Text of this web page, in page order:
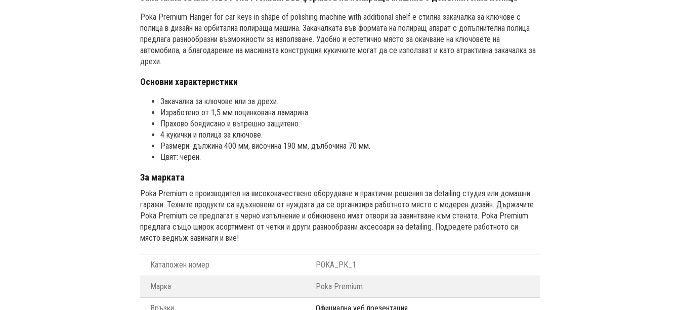
Poka Premium Hanger for car keys in shape of polishing machine with additional shelf е стилна закачалка за ключове с
полица в дизайн на орбитална полираща машина. Закачалката във формата на полиращ апарат с допълнителна полица
предлага разнообразни възможности за използване. Удобно и естетично място за окачване на ключовете на
автомобила, а благодарение на масивната конструкция кукичките могат да се използват и като атрактивна закачалка за
дрехи.
Основни характеристики
Закачалка за ключове или за дрехи.
Изработено от 1,5 мм поцинкована ламарина.
Прахово боядисано и вътрешно защитено.
4 кукички и полица за ключове.
Размери: дължина 400 мм, височина 190 мм, дълбочина 70 мм.
Цвят: черен.
За марката
Poka Premium е производител на висококачествено оборудване и практични решения за detailing студия или домашни
гаражи. Техните продукти са вдъхновени от нуждата да се организира работното място с модерен дизайн. Държачите
Poka Premium се предлагат в черно изпълнение и обикновено имат отвори за завинтване към стената. Poka Premium
предлага също широк асортимент от четки и други разнообразни аксесоари за detailing. Подредете работното си
място веднъж завинаги и вие!
Каталожен номер POKA_PK_1
Марка Poka Premium